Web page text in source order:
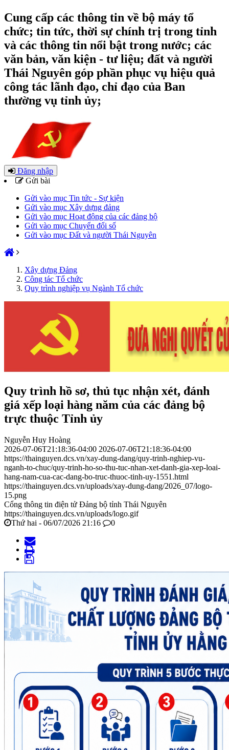
Cung cấp các thông tin về bộ máy tổ
chức; tin tức, thời sự chính trị trong tỉnh
và các thông tin nổi bật trong nước; các
văn bản, văn kiện - tư liệu; đất và người
Thái Nguyên góp phần phục vụ hiệu quả
công tác lãnh đạo, chỉ đạo của Ban
thường vụ tỉnh ủy;
Đăng nhập
Gửi bài
Gửi vào mục Tin tức - Sự kiện
Gửi vào mục Xây dựng đảng
Gửi vào mục Hoạt động của các đảng bộ
Gửi vào mục Chuyển đổi số
Gửi vào mục Đất và người Thái Nguyên
Xây dựng Đảng
Công tác Tổ chức
Quy trình nghiệp vụ Ngành Tổ chức
Quy trình hồ sơ, thủ tục nhận xét, đánh
giá xếp loại hàng năm của các đảng bộ
trực thuộc Tỉnh ủy
Nguyễn Huy Hoàng
2026-07-06T21:18:36-04:00 2026-07-06T21:18:36-04:00
https://thainguyen.dcs.vn/xay-dung-dang/quy-trinh-nghiep-vu-
nganh-to-chuc/quy-trinh-ho-so-thu-tuc-nhan-xet-danh-gia-xep-loai-
hang-nam-cua-cac-dang-bo-truc-thuoc-tinh-uy-1551.html
https://thainguyen.dcs.vn/uploads/xay-dung-dang/2026_07/logo-
15.png
Cổng thông tin điện tử Đảng bộ tỉnh Thái Nguyên
https://thainguyen.dcs.vn/uploads/logo.gif
Thứ hai - 06/07/2026 21:16
0